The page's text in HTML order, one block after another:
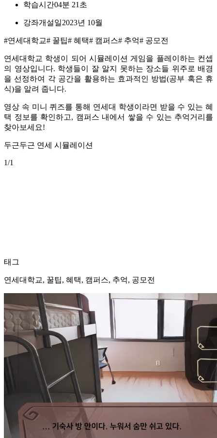
학습시간04분 21초
강좌개설일2023년 10월
#연세대학교# 꿀팁# 혜택# 캠퍼스# 추억# 공모전
연세대학교 학생이 되어 시뮬레이션 게임을 플레이하는 컨셉
의 영상입니다. 학생들이 잘 알지 못하는 장소들 위주로 배경
을 선정하여 각 공간을 활용하는 효과적인 방법(공부 혹은 휴
식)을 알려 줍니다.
영상 속 미니 퀴즈를 통해 연세대 학생이라면 받을 수 있는 혜
택 정보를 확인하고, 캠퍼스 내에서 쌓을 수 있는 추억거리를
찾아보세요!
두근두근 연세 시뮬레이션
1/1
태그
연세대학교, 꿀팁, 혜택, 캠퍼스, 추억, 공모전